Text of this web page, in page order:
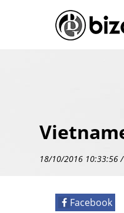
18/10/2016 10:33:56
Facebook